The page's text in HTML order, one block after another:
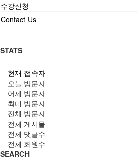
수강신청
Contact Us
STATS
현재 접속자
오늘 방문자
어제 방문자
최대 방문자
전체 방문자
전체 게시물
전체 댓글수
전체 회원수
SEARCH